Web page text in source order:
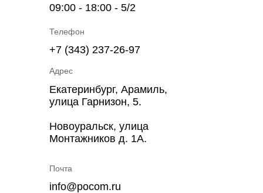
+7 (343) 237-26-97
Телефон
09:00 - 18:00 - 5/2
info@pocom.ru
Почта
Екатеринбург, Арамиль,
улица Гарнизон, 5.
Новоуральск, улица
Монтажников д. 1А.
Адрес